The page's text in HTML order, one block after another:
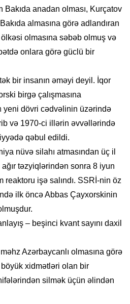
Bakıda anadan olması, Kurçatov
almasına görə adlandıran
olmasına səbəb olmuş və
onlara görə güclü bir
bir insanın əməyi deyil. İqor
birgə çalışmasına
yeni dövri cədvəlinin üzərində
və 1970-ci illərin əvvəllərində
qəbul edildi.
nüvə silahı atmasından üç il
təzyiqlərindən sonra 8 iyun
işə salındı. SSRİ-nin öz
ilk öncə Abbas Çayxorskinin
– beşinci kvant sayını daxil
Azərbaycanlı olmasına görə
xidmətləri olan bir
silmək üçün əlindən